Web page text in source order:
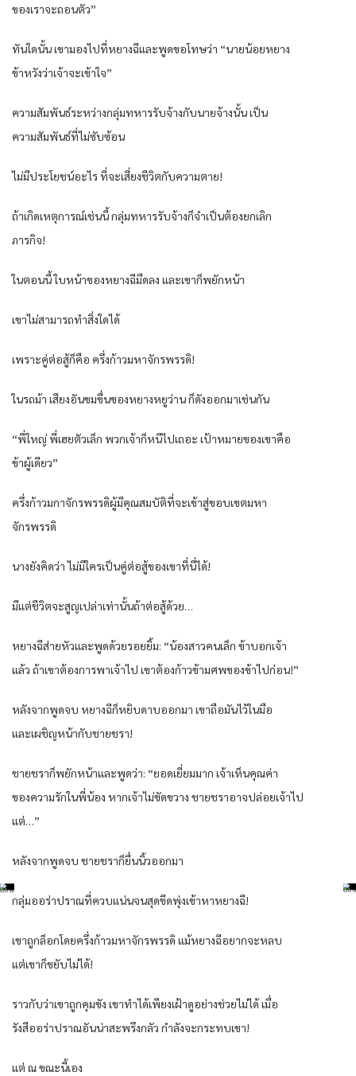
ของเราจะถอนตัว”
ทันใดนั้น เขามองไปที่หยางฉีและพูดขอโทษว่า “นายน้อยหยาง
ข้าหวังว่าเจ้าจะเข้าใจ”
ความสัมพันธ์ระหว่างกลุ่มทหารรับจ้างกับนายจ้างนั้น เป็น
ความสัมพันธ์ที่ไม่ซับซ้อน
ไม่มีประโยชน์อะไร ที่จะเสี่ยงชีวิตกับความตาย!
ถ้าเกิดเหตุการณ์เช่นนี้ กลุ่มทหารรับจ้างก็จำเป็นต้องยกเลิก
ภารกิจ!
ในตอนนี้ ใบหน้าของหยางฉีมืดลง และเขาก็พยักหน้า
เขาไม่สามารถทำสิ่งใดได้
เพราะคู่ต่อสู้ก็คือ ครึ่งก้าวมหาจักรพรรดิ!
ในรถม้า เสียงอันขมขื่นของหยางหยูว่าน ก็ดังออกมาเช่นกัน
“พี่ใหญ่ พี่เฮยตัวเล็ก พวกเจ้าก็หนีไปเถอะ เป้าหมายของเขาคือ
ข้าผู้เดียว”
ครึ่งก้าวมกาจักรพรรดิผู้มีคุณสมบัติที่จะเข้าสู่ขอบเขตมหา
จักรพรรดิ
นางยังคิดว่า ไม่มีใครเป็นคู่ต่อสู้ของเขาที่นี่ได้!
มีแต่ชีวิตจะสูญเปล่าเท่านั้นถ้าต่อสู้ด้วย…
หยางฉีส่ายหัวและพูดด้วยรอยยิ้ม: “น้องสาวคนเล็ก ข้าบอกเจ้า
แล้ว ถ้าเขาต้องการพาเจ้าไป เขาต้องก้าวข้ามศพของข้าไปก่อน!”
หลังจากพูดจบ หยางฉีก็หยิบดาบออกมา เขาถือมันไว้ในมือ
และเผชิญหน้ากับชายชรา!
ชายชราก็พยักหน้าและพูดว่า: “ยอดเยี่ยมมาก เจ้าเห็นคุณค่า
ของความรักในพี่น้อง หากเจ้าไม่ขัดขวาง ชายชราอาจปล่อยเจ้าไป
แต่…”
หลังจากพูดจบ ชายชราก็ยื่นนิ้วออกมา
กลุ่มออร่าปราณที่ควบแน่นจนสุดขีดพุ่งเข้าหาหยางฉี!
เขาถูกล็อกโดยครึ่งก้าวมหาจักรพรรดิ แม้หยางฉีอยากจะหลบ
แต่เขาก็ขยับไม่ได้!
ราวกับว่าเขาถูกคุมขัง เขาทำได้เพียงเฝ้าดูอย่างช่วยไม่ได้ เมื่อ
รังสีออร่าปราณอันน่าสะพรึงกลัว กำลังจะกระทบเขา!
แต่ ณ ขณะนี้เอง